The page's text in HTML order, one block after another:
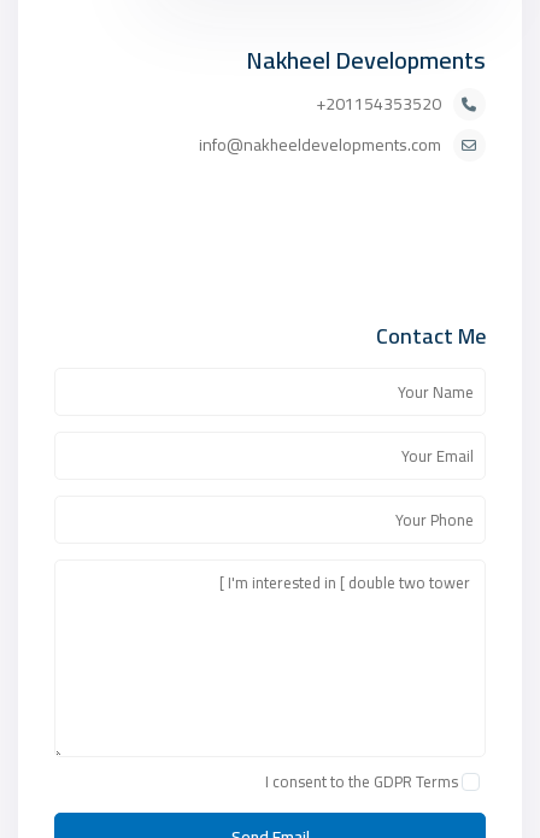
Nakheel Developments
201154353520+
info@nakheeldevelopments.com
Contact Me
I consent to the GDPR Terms